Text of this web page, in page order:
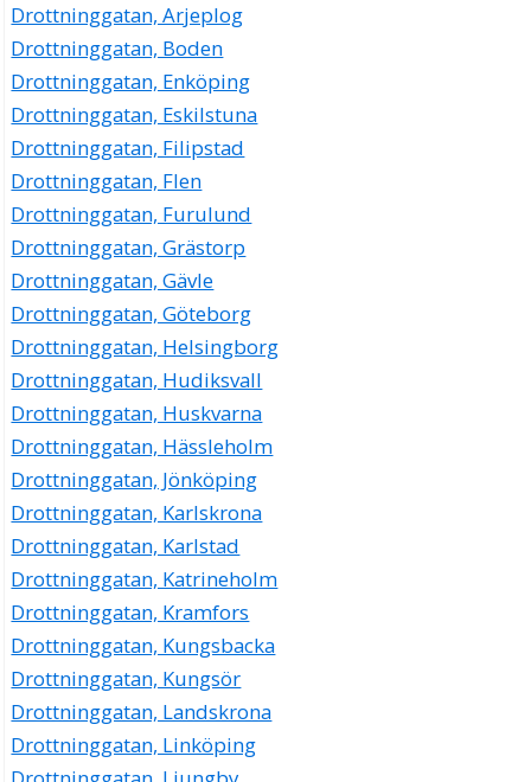
Paulsson,Lennart M.Fl.
12 O'clock Studios AB
Victor Johannes Dalqvist
Drottninggatan 5, 37435 Karlshamn
Appcorn AB
Martin Nils Alléus
Drottninggatan 5, 37435 Karlshamn
Coastalbyte AB
Johan Marcus Kellner
Drottninggatan 5, 37435 Karlshamn
Forgotten Key AB
Robin Karl Erik Hjelte
Drottninggatan 5, 37435 Karlshamn
Nodais AB
Per Ola Clemedtson
0709-710883
Drottninggatan 5, 37435 Karlshamn
Noumenon Games AB
Mikael Sebastian Karlsson
Drottninggatan 5, 37435 Karlshamn
Drottninggatan, Arjeplog
Drottninggatan, Boden
Drottninggatan, Enköping
Drottninggatan, Eskilstuna
Drottninggatan, Filipstad
Drottninggatan, Flen
Drottninggatan, Furulund
Drottninggatan, Grästorp
Drottninggatan, Gävle
Drottninggatan, Göteborg
Drottninggatan, Helsingborg
Drottninggatan, Hudiksvall
Drottninggatan, Huskvarna
Drottninggatan, Hässleholm
Drottninggatan, Jönköping
Drottninggatan, Karlskrona
Drottninggatan, Karlstad
Drottninggatan, Katrineholm
Drottninggatan, Kramfors
Drottninggatan, Kungsbacka
Drottninggatan, Kungsör
Drottninggatan, Landskrona
Drottninggatan, Linköping